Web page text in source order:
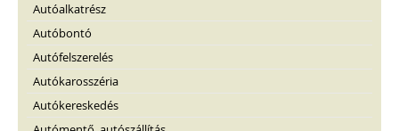
Autóalkatrész
Autóbontó
Autófelszerelés
Autókarosszéria
Autókereskedés